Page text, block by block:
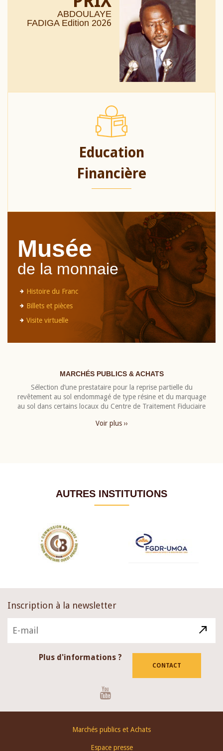
ABDOULAYE
FADIGA Edition 2026
Education
Financière
Musée
de la monnaie
Histoire du Franc
Billets et pièces
Visite virtuelle
MARCHÉS PUBLICS & ACHATS
Sélection d’une prestataire pour la reprise partielle du
revêtement au sol endommagé de type résine et du marquage
au sol dans certains locaux du Centre de Traitement Fiduciaire
Voir plus ››
AUTRES INSTITUTIONS
Inscription à la newsletter
Plus d'informations ?
CONTACT
Marchés publics et Achats
Espace presse